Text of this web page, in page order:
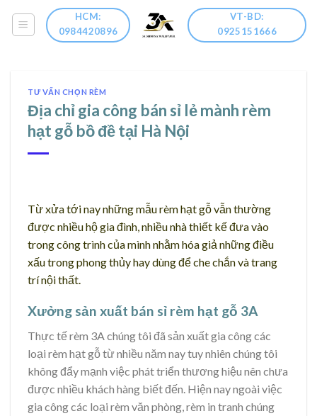
HCM:
0984420896
VT-BD:
0925151666
TƯ VẤN CHỌN RÈM
Địa chỉ gia công bán sỉ lẻ mành rèm
hạt gỗ bồ đề tại Hà Nội
Từ xửa tới nay những mẫu rèm hạt gỗ vẫn thường
được nhiều hộ gia đình, nhiều nhà thiết kế đưa vào
trong công trình của mình nhằm hóa giả những điều
xấu trong phong thủy hay dùng để che chắn và trang
trí nội thất.
Xưởng sản xuất bán sỉ rèm hạt gỗ 3A
Thực tế rèm 3A chúng tôi đã sản xuất gia công các
loại rèm hạt gỗ từ nhiều năm nay tuy nhiên chúng tôi
không đẩy mạnh việc phát triển thương hiệu nên chưa
được nhiều khách hàng biết đến. Hiện nay ngoài việc
gia công các loại rèm văn phòng, rèm in tranh chúng